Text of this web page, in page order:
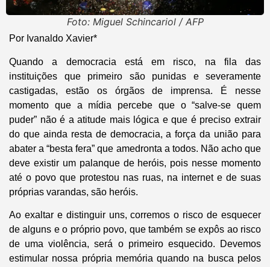
Foto: Miguel Schincariol / AFP
Por Ivanaldo Xavier*
Quando a democracia está em risco, na fila das
instituições que primeiro são punidas e severamente
castigadas, estão os órgãos de imprensa. É nesse
momento que a mídia percebe que o “salve-se quem
puder” não é a atitude mais lógica e que é preciso extrair
do que ainda resta de democracia, a força da união para
abater a “besta fera” que amedronta a todos. Não acho que
deve existir um palanque de heróis, pois nesse momento
até o povo que protestou nas ruas, na internet e de suas
próprias varandas, são heróis.
Ao exaltar e distinguir uns, corremos o risco de esquecer
de alguns e o próprio povo, que também se expôs ao risco
de uma violência, será o primeiro esquecido. Devemos
estimular nossa própria memória quando na busca pelos